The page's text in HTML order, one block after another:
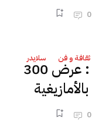
0
ثقافة و فن سلايدر
الوزير بنعتيق يعطي انطلاقة : عرض 300
0